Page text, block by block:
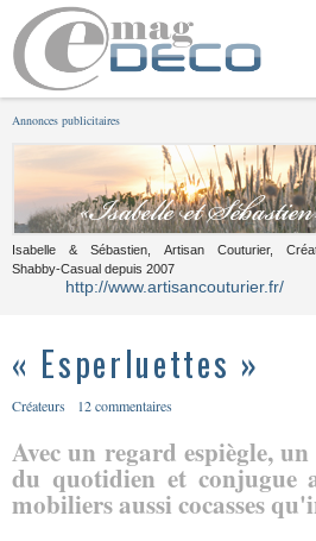
Annonces publicitaires
Isabelle & Sébastien, Artisan Couturier,
Shabby-Casual depuis 2007
http://www.artisancouturier.fr/
« Esperluettes »
Créateurs 12 commentaires
Avec un regard espiègle,
du quotidien et conjugue
mobiliers aussi cocasses